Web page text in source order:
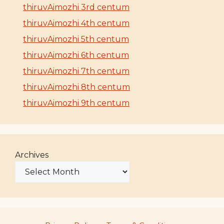
thiruvAimozhi 3rd centum
thiruvAimozhi 4th centum
thiruvAimozhi 5th centum
thiruvAimozhi 6th centum
thiruvAimozhi 7th centum
thiruvAimozhi 8th centum
thiruvAimozhi 9th centum
Archives